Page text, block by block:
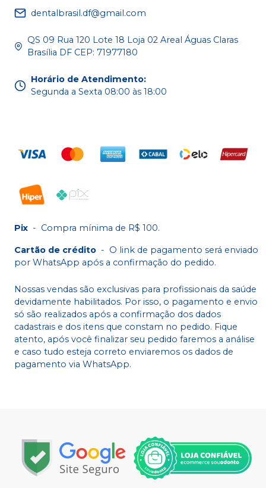
dentalbrasil.df@gmail.com
QS 09 Rua 120 Lote 18 Loja 02 Areal Águas Claras
Brasília DF CEP: 71977180
Horário de Atendimento:
Segunda a Sexta 08:00 às 18:00
Pix - Compra mínima de R$ 100.
Cartão de crédito - O link de pagamento será enviado
por WhatsApp após a confirmação do pedido.
Nossas vendas são exclusivas para profissionais da saúde
devidamente habilitados. Por isso, o pagamento e envio
só são realizados após a confirmação dos dados
cadastrais e dos itens que constam no pedido. Fique
atento, após você finalizar seu pedido faremos a análise
e caso tudo esteja correto enviaremos os dados de
pagamento via WhatsApp.